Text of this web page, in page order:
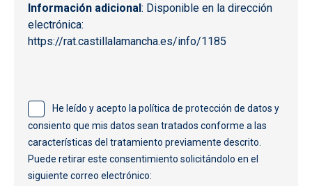
Información adicional: Disponible en la dirección
electrónica:
https://rat.castillalamancha.es/info/1185
He leído y acepto la política de protección de datos y
consiento que mis datos sean tratados conforme a las
características del tratamiento previamente descrito.
Puede retirar este consentimiento solicitándolo en el
siguiente correo electrónico: